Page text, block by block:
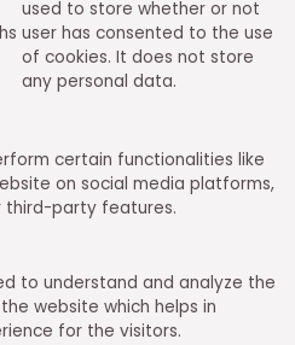
used to store whether or not
user has consented to the use
of cookies. It does not store
any personal data.
certain functionalities like
on social media platforms,
third-party features.
to understand and analyze the
website which helps in
for the visitors.